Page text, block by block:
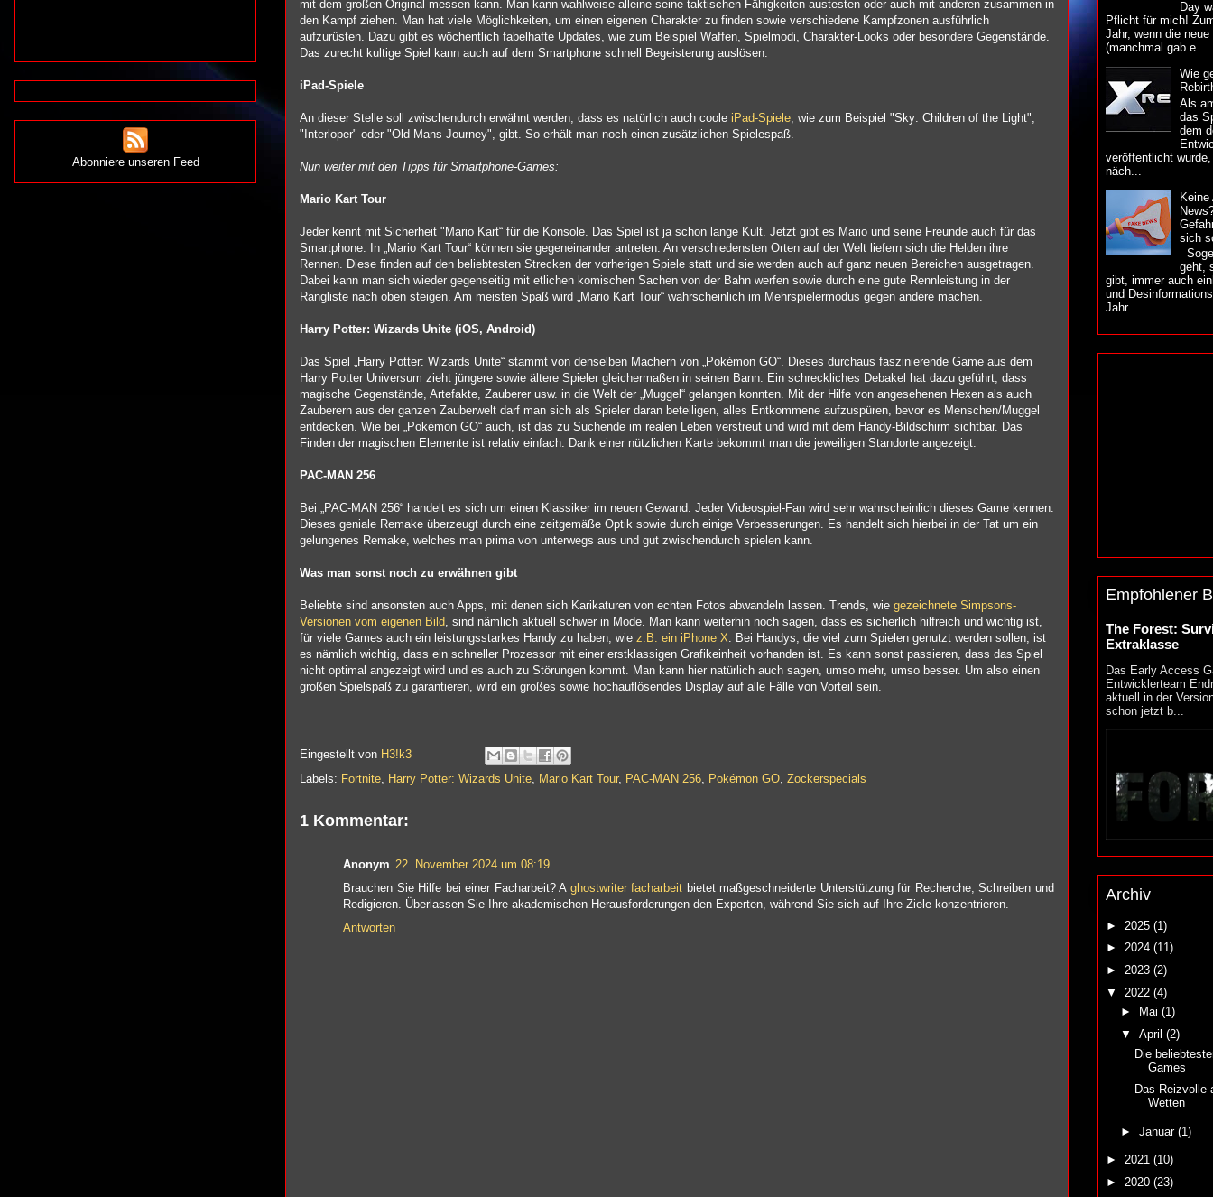
mit dem großen Original messen kann. Man kann wahlweise alleine seine taktischen Fähigkeiten austesten oder auch mit anderen zusammen in
den Kampf ziehen. Man hat viele Möglichkeiten, um einen eigenen Charakter zu finden sowie verschiedene Kampfzonen ausführlich
aufzurüsten. Dazu gibt es wöchentlich fabelhafte Updates, wie zum Beispiel Waffen, Spielmodi, Charakter-Looks oder besondere Gegenstände.
Das zurecht kultige Spiel kann auch auf dem Smartphone schnell Begeisterung auslösen.
iPad-Spiele
An dieser Stelle soll zwischendurch erwähnt werden, dass es natürlich auch coole iPad-Spiele, wie zum Beispiel "Sky: Children of the Light",
"Interloper" oder "Old Mans Journey", gibt. So erhält man noch einen zusätzlichen Spielespaß.
Nun weiter mit den Tipps für Smartphone-Games:
Mario Kart Tour
Jeder kennt mit Sicherheit "Mario Kart“ für die Konsole. Das Spiel ist ja schon lange Kult. Jetzt gibt es Mario und seine Freunde auch für das
Smartphone. In „Mario Kart Tour“ können sie gegeneinander antreten. An verschiedensten Orten auf der Welt liefern sich die Helden ihre
Rennen. Diese finden auf den beliebtesten Strecken der vorherigen Spiele statt und sie werden auch auf ganz neuen Bereichen ausgetragen.
Dabei kann man sich wieder gegenseitig mit etlichen komischen Sachen von der Bahn werfen sowie durch eine gute Rennleistung in der
Rangliste nach oben steigen. Am meisten Spaß wird „Mario Kart Tour“ wahrscheinlich im Mehrspielermodus gegen andere machen.
Harry Potter: Wizards Unite (iOS, Android)
Das Spiel „Harry Potter: Wizards Unite“ stammt von denselben Machern von „Pokémon GO“. Dieses durchaus faszinierende Game aus dem
Harry Potter Universum zieht jüngere sowie ältere Spieler gleichermaßen in seinen Bann. Ein schreckliches Debakel hat dazu geführt, dass
magische Gegenstände, Artefakte, Zauberer usw. in die Welt der „Muggel“ gelangen konnten. Mit der Hilfe von angesehenen Hexen als auch
Zauberern aus der ganzen Zauberwelt darf man sich als Spieler daran beteiligen, alles Entkommene aufzuspüren, bevor es Menschen/Muggel
entdecken. Wie bei „Pokémon GO“ auch, ist das zu Suchende im realen Leben verstreut und wird mit dem Handy-Bildschirm sichtbar. Das
Finden der magischen Elemente ist relativ einfach. Dank einer nützlichen Karte bekommt man die jeweiligen Standorte angezeigt.
PAC-MAN 256
Bei „PAC-MAN 256“ handelt es sich um einen Klassiker im neuen Gewand. Jeder Videospiel-Fan wird sehr wahrscheinlich dieses Game kennen.
Dieses geniale Remake überzeugt durch eine zeitgemäße Optik sowie durch einige Verbesserungen. Es handelt sich hierbei in der Tat um ein
gelungenes Remake, welches man prima von unterwegs aus und gut zwischendurch spielen kann.
Was man sonst noch zu erwähnen gibt
Beliebte sind ansonsten auch Apps, mit denen sich Karikaturen von echten Fotos abwandeln lassen. Trends, wie gezeichnete Simpsons-
Versionen vom eigenen Bild, sind nämlich aktuell schwer in Mode. Man kann weiterhin noch sagen, dass es sicherlich hilfreich und wichtig ist,
für viele Games auch ein leistungsstarkes Handy zu haben, wie z.B. ein iPhone X. Bei Handys, die viel zum Spielen genutzt werden sollen, ist
es nämlich wichtig, dass ein schneller Prozessor mit einer erstklassigen Grafikeinheit vorhanden ist. Es kann sonst passieren, dass das Spiel
nicht optimal angezeigt wird und es auch zu Störungen kommt. Man kann hier natürlich auch sagen, umso mehr, umso besser. Um also einen
großen Spielspaß zu garantieren, wird ein großes sowie hochauflösendes Display auf alle Fälle von Vorteil sein.
Eingestellt von H3!k3
Labels: Fortnite, Harry Potter: Wizards Unite, Mario Kart Tour, PAC-MAN 256, Pokémon GO, Zockerspecials
1 Kommentar:
Anonym 22. November 2024 um 08:19
Brauchen Sie Hilfe bei einer Facharbeit? A ghostwriter facharbeit bietet maßgeschneiderte Unterstützung für Recherche, Schreiben und
Redigieren. Überlassen Sie Ihre akademischen Herausforderungen den Experten, während Sie sich auf Ihre Ziele konzentrieren.
Antworten
Abonniere unseren Feed
Day
Pflicht für mich!
Jahr, wenn die
(manchmal gab e...
Wie
Als
das
dem
veröffentlicht
näch...
Keine
sich
geht,
gibt, immer auch
und
Jahr...
Empfohlener
The Forest:
Extraklasse
Das Early Access
Entwicklerteam
aktuell in der
schon jetzt b...
Archiv
► 2025 (1)
► 2024 (11)
► 2023 (2)
▼ 2022 (4)
►
Mai (1)
▼ April (2)
Die
Games
Das Reizvolle
Wetten
► Januar (1)
► 2021 (10)
► 2020 (23)